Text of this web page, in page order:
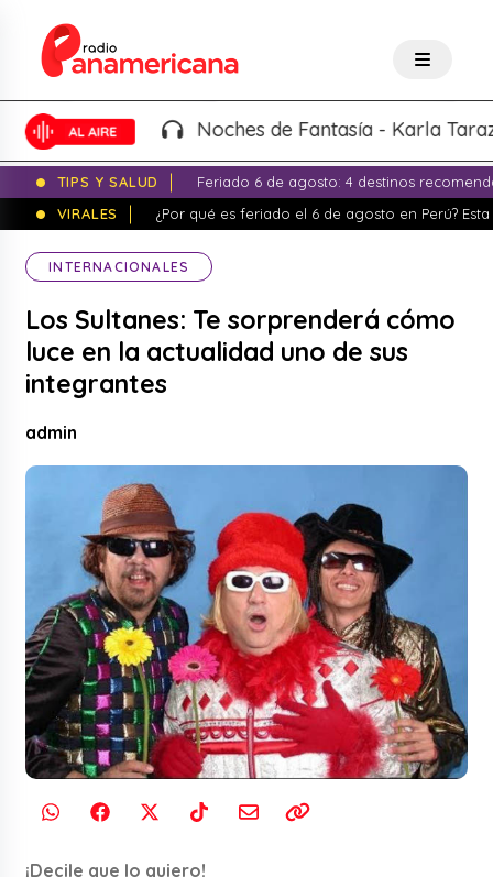
Noches de Fantasía - Karla Tarazona
TIPS Y SALUD
Feriado 6 de agosto: 4 destinos
VIRALES
¿Por qué es feriado el 6 de agosto en Perú?
INTERNACIONALES
Los Sultanes: Te sorprenderá cómo
luce en la actualidad uno de sus
integrantes
admin
¡Decile que lo quiero!